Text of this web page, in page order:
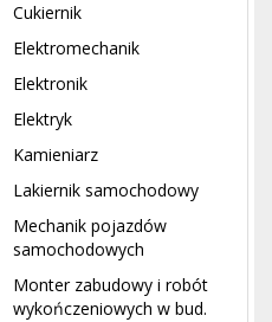
Cukiernik
Elektromechanik
Elektronik
Elektryk
Kamieniarz
Lakiernik samochodowy
Mechanik pojazdów
samochodowych
Monter zabudowy i robót
wykończeniowych w bud.